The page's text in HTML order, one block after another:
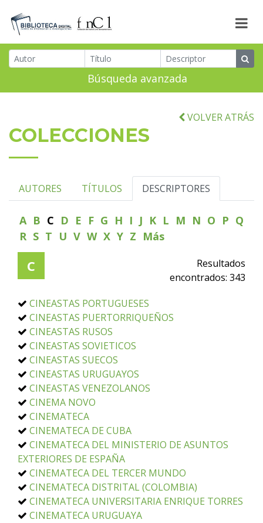
Búsqueda avanzada
VOLVER ATRÁS
COLECCIONES
AUTORES TÍTULOS DESCRIPTORES
A B C D E F G H I J K L M N O P Q
R S T U V W X Y Z Más
C
Resultados
encontrados: 343
CINEASTAS PORTUGUESES
CINEASTAS PUERTORRIQUEÑOS
CINEASTAS RUSOS
CINEASTAS SOVIETICOS
CINEASTAS SUECOS
CINEASTAS URUGUAYOS
CINEASTAS VENEZOLANOS
CINEMA NOVO
CINEMATECA
CINEMATECA DE CUBA
CINEMATECA DEL MINISTERIO DE ASUNTOS
EXTERIORES DE ESPAÑA
CINEMATECA DEL TERCER MUNDO
CINEMATECA DISTRITAL (COLOMBIA)
CINEMATECA UNIVERSITARIA ENRIQUE TORRES
CINEMATECA URUGUAYA